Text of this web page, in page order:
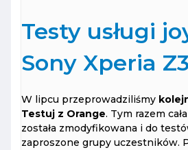
Testy usługi
Sony Xperia Z3
W lipcu przeprowadziliśmy
Testuj z Orange. Tym razem
została zmodyfikowana i do
zaproszone grupy uczestników.